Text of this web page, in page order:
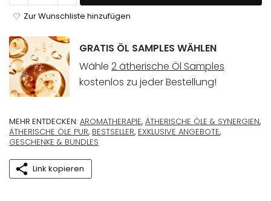
Zur Wunschliste hinzufügen
GRATIS ÖL SAMPLES WÄHLEN
Wähle 2 ätherische Öl Samples
kostenlos zu jeder Bestellung!
MEHR ENTDECKEN: AROMATHERAPIE, ÄTHERISCHE ÖLE & SYNERGIEN,
ÄTHERISCHE ÖLE PUR, BESTSELLER, EXKLUSIVE ANGEBOTE,
GESCHENKE & BUNDLES
Link kopieren